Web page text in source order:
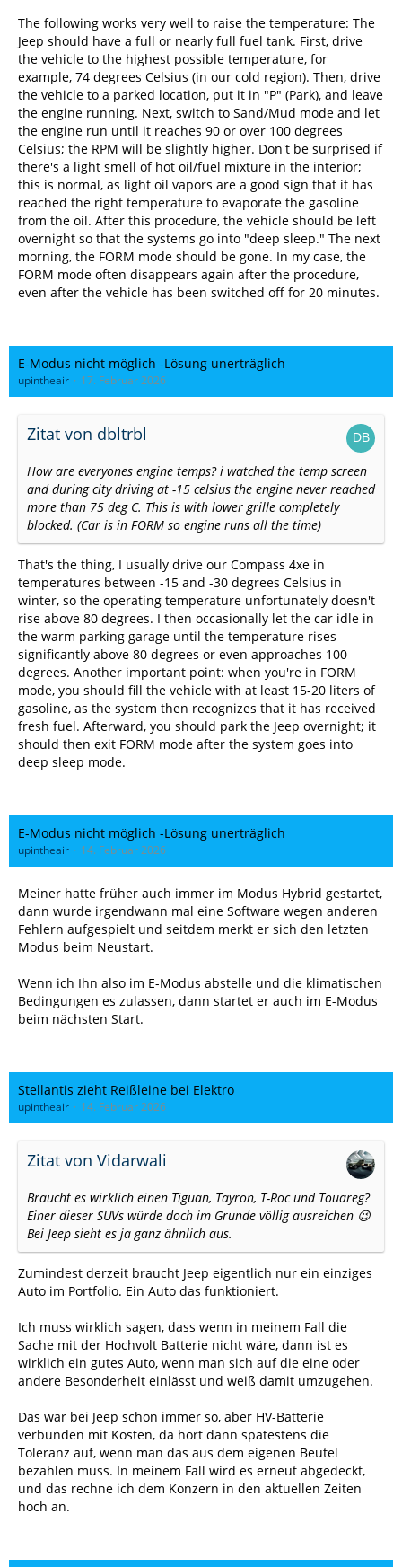
The following works very well to raise the temperature: The
Jeep should have a full or nearly full fuel tank. First, drive
the vehicle to the highest possible temperature, for
example, 74 degrees Celsius (in our cold region). Then, drive
the vehicle to a parked location, put it in "P" (Park), and leave
the engine running. Next, switch to Sand/Mud mode and let
the engine run until it reaches 90 or over 100 degrees
Celsius; the RPM will be slightly higher. Don't be surprised if
there's a light smell of hot oil/fuel mixture in the interior;
this is normal, as light oil vapors are a good sign that it has
reached the right temperature to evaporate the gasoline
from the oil. After this procedure, the vehicle should be left
overnight so that the systems go into "deep sleep." The next
morning, the FORM mode should be gone. In my case, the
FORM mode often disappears again after the procedure,
even after the vehicle has been switched off for 20 minutes.
E-Modus nicht möglich -Lösung unerträglich
upintheair 17. Februar 2026
Zitat von dbltrbl
How are everyones engine temps? i watched the temp screen
and during city driving at -15 celsius the engine never reached
more than 75 deg C. This is with lower grille completely
blocked. (Car is in FORM so engine runs all the time)
That's the thing, I usually drive our Compass 4xe in
temperatures between -15 and -30 degrees Celsius in
winter, so the operating temperature unfortunately doesn't
rise above 80 degrees. I then occasionally let the car idle in
the warm parking garage until the temperature rises
significantly above 80 degrees or even approaches 100
degrees. Another important point: when you're in FORM
mode, you should fill the vehicle with at least 15-20 liters of
gasoline, as the system then recognizes that it has received
fresh fuel. Afterward, you should park the Jeep overnight; it
should then exit FORM mode after the system goes into
deep sleep mode.
E-Modus nicht möglich -Lösung unerträglich
upintheair 14. Februar 2026
Meiner hatte früher auch immer im Modus Hybrid gestartet,
dann wurde irgendwann mal eine Software wegen anderen
Fehlern aufgespielt und seitdem merkt er sich den letzten
Modus beim Neustart.
Wenn ich Ihn also im E-Modus abstelle und die klimatischen
Bedingungen es zulassen, dann startet er auch im E-Modus
beim nächsten Start.
Stellantis zieht Reißleine bei Elektro
upintheair 14. Februar 2026
Zitat von Vidarwali
Braucht es wirklich einen Tiguan, Tayron, T-Roc und Touareg?
Einer dieser SUVs würde doch im Grunde völlig ausreichen 😉
Bei Jeep sieht es ja ganz ähnlich aus.
Zumindest derzeit braucht Jeep eigentlich nur ein einziges
Auto im Portfolio. Ein Auto das funktioniert.
Ich muss wirklich sagen, dass wenn in meinem Fall die
Sache mit der Hochvolt Batterie nicht wäre, dann ist es
wirklich ein gutes Auto, wenn man sich auf die eine oder
andere Besonderheit einlässt und weiß damit umzugehen.
Das war bei Jeep schon immer so, aber HV-Batterie
verbunden mit Kosten, da hört dann spätestens die
Toleranz auf, wenn man das aus dem eigenen Beutel
bezahlen muss. In meinem Fall wird es erneut abgedeckt,
und das rechne ich dem Konzern in den aktuellen Zeiten
hoch an.